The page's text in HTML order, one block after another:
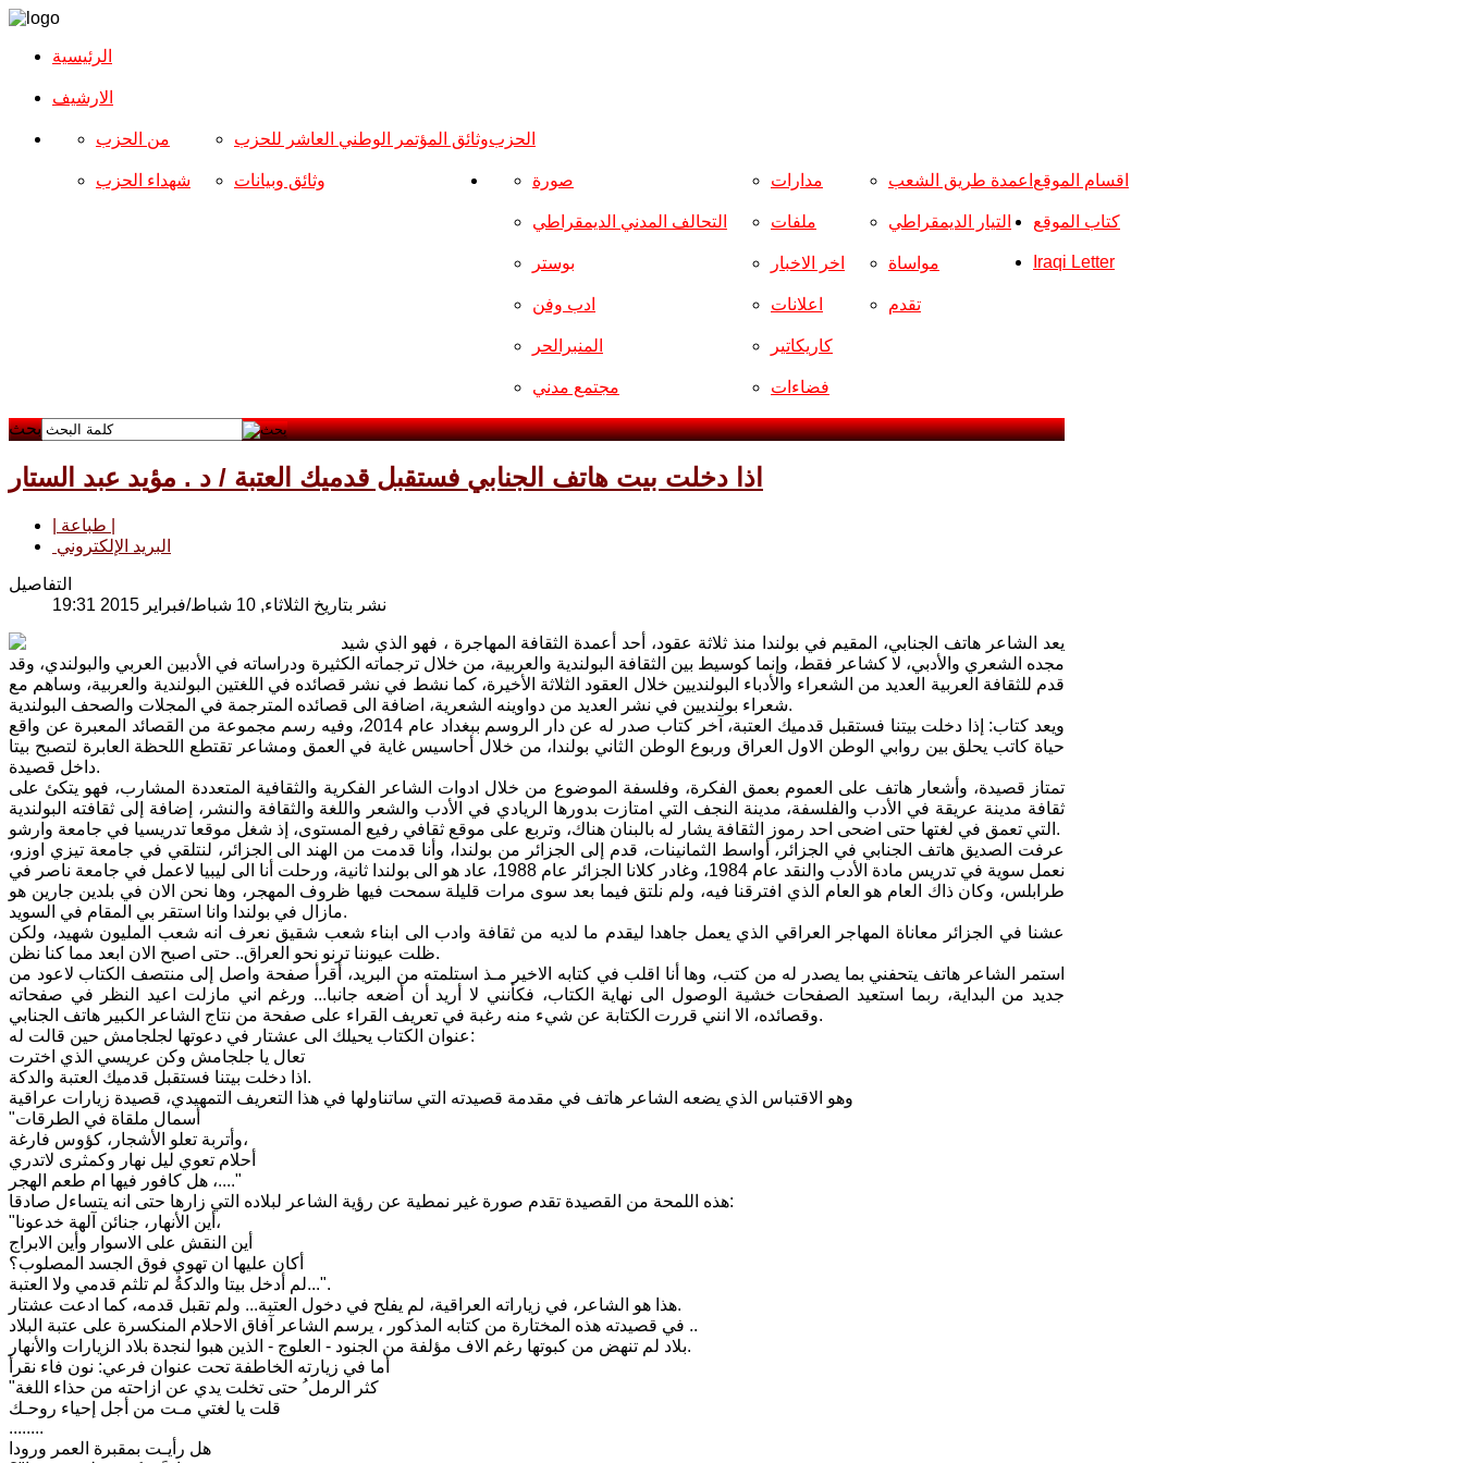
الرئيسية
الارشیف
الحزب من الحزب
شهداء الحزب
وثائق المؤتمر الوطني العاشر للحزب
وثائق وبيانات اقسام الموقع صورة
التحالف المدني الديمقراطي
بوستر
ادب وفن
المنبرالحر
مجتمع مدني
مدارات
ملفات
اخر الاخبار
اعلانات
كاريكاتير
فضاءات
اعمدة طريق الشعب
التيار الديمقراطي
مواساة
تقدم
كتاب الموقع
Iraqi Letter
بحث
اذا دخلت بيت هاتف الجنابي فستقبل قدميك العتبة / د . مؤيد عبد الستار
البريد الإلكتروني
التفاصيل
نشر بتاريخ الثلاثاء, 10 شباط/فبراير 2015 19:31
يعد الشاعر هاتف الجنابي، المقيم في بولندا منذ ثلاثة عقود، أحد أعمدة الثقافة المهاجرة ، فهو الذي شيد
مجده الشعري والأدبي، لا كشاعر فقط، وإنما كوسيط بين الثقافة البولندية والعربية، من خلال ترجماته الكثيرة ودراساته في الأدبين العربي والبولندي، وقد
قدم للثقافة العربية العديد من الشعراء والأدباء البولنديين خلال العقود الثلاثة الأخيرة، كما نشط في نشر قصائده في اللغتين البولندية والعربية، وساهم مع
شعراء بولنديين في نشر العديد من دواوينه الشعرية، اضافة الى قصائده المترجمة في المجلات والصحف البولندية.
ويعد كتاب: إذا دخلت بيتنا فستقبل قدميك العتبة، آخر كتاب صدر له عن دار الروسم ببغداد عام 2014، وفيه رسم مجموعة من القصائد المعبرة عن واقع
حياة كاتب يحلق بين روابي الوطن الاول العراق وربوع الوطن الثاني بولندا، من خلال أحاسيس غاية في العمق ومشاعر تقتطع اللحظة العابرة لتصبح بيتا
داخل قصيدة.
تمتاز قصيدة، وأشعار هاتف على العموم بعمق الفكرة، وفلسفة الموضوع من خلال ادوات الشاعر الفكرية والثقافية المتعددة المشارب، فهو يتكئ على
ثقافة مدينة عريقة في الأدب والفلسفة، مدينة النجف التي امتازت بدورها الريادي في الأدب والشعر واللغة والثقافة والنشر، إضافة إلى ثقافته البولندية
التي تعمق في لغتها حتى اضحى احد رموز الثقافة يشار له بالبنان هناك، وتربع على موقع ثقافي رفيع المستوى، إذ شغل موقعا تدريسيا في جامعة وارشو.
عرفت الصديق هاتف الجنابي في الجزائر، أواسط الثمانينات، قدم إلى الجزائر من بولندا، وأنا قدمت من الهند الى الجزائر، لنتلقي في جامعة تيزي اوزو،
نعمل سوية في تدريس مادة الأدب والنقد عام 1984، وغادر كلانا الجزائر عام 1988، عاد هو الى بولندا ثانية، ورحلت أنا الى ليبيا لاعمل في جامعة ناصر في
طرابلس، وكان ذاك العام هو العام الذي افترقنا فيه، ولم نلتق فيما بعد سوى مرات قليلة سمحت فيها ظروف المهجر، وها نحن الان في بلدين جارين هو
مازال في بولندا وانا استقر بي المقام في السويد.
عشنا في الجزائر معاناة المهاجر العراقي الذي يعمل جاهدا ليقدم ما لديه من ثقافة وادب الى ابناء شعب شقيق نعرف انه شعب المليون شهيد، ولكن
ظلت عيوننا ترنو نحو العراق.. حتى اصبح الان ابعد مما كنا نظن.
استمر الشاعر هاتف يتحفني بما يصدر له من كتب، وها أنا اقلب في كتابه الاخير مـذ استلمته من البريد، أقرأ صفحة واصل إلى منتصف الكتاب لاعود من
جديد من البداية، ربما استعيد الصفحات خشية الوصول الى نهاية الكتاب، فكأنني لا أريد أن أضعه جانبا... ورغم اني مازلت اعيد النظر في صفحاته
وقصائده، الا انني قررت الكتابة عن شيء منه رغبة في تعريف القراء على صفحة من نتاج الشاعر الكبير هاتف الجنابي.
عنوان الكتاب يحيلك الى عشتار في دعوتها لجلجامش حين قالت له:
تعال يا جلجامش وكن عريسي الذي اخترت
اذا دخلت بيتنا فستقبل قدميك العتبة والدكة.
وهو الاقتباس الذي يضعه الشاعر هاتف في مقدمة قصيدته التي ساتناولها في هذا التعريف التمهيدي، قصيدة زيارات عراقية
"أسمال ملقاة في الطرقات
وأتربة تعلو الأشجار، كؤوس فارغة،
أحلام تعوي ليل نهار وكمثرى لاتدري
هل كافور فيها ام طعم الهجر ،...."
هذه اللمحة من القصيدة تقدم صورة غير نمطية عن رؤية الشاعر لبلاده التي زارها حتى انه يتساءل صادقا:
"أين الأنهار، جنائن آلهة خدعونا،
أين النقش على الاسوار وأين الابراج
أكان عليها ان تهوي فوق الجسد المصلوب؟
لم أدخل بيتا والدكةُ لم تلثم قدمي ولا العتبة...".
هذا هو الشاعر، في زياراته العراقية، لم يفلح في دخول العتبة... ولم تقبل قدمه، كما ادعت عشتار.
في قصيدته هذه المختارة من كتابه المذكور ، يرسم الشاعر آفاق الاحلام المنكسرة على عتبة البلاد ..
بلاد لم تنهض من كبوتها رغم الاف مؤلفة من الجنود - العلوج - الذين هبوا لنجدة بلاد الزيارات والأنهار.
أما في زيارته الخاطفة تحت عنوان فرعي: نون فاء نقرأ
"كثر الرمل ُ حتى تخلت يدي عن ازاحته من حذاء اللغة
قلت يا لغتي مـت من أجل إحياء روحـك
........
هل رأيـت بمقبرة العمر ورودا